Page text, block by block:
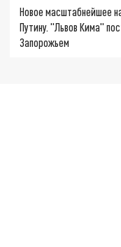
Новое масштабнейшее
Путину. "Львов Кима"
Запорожьем